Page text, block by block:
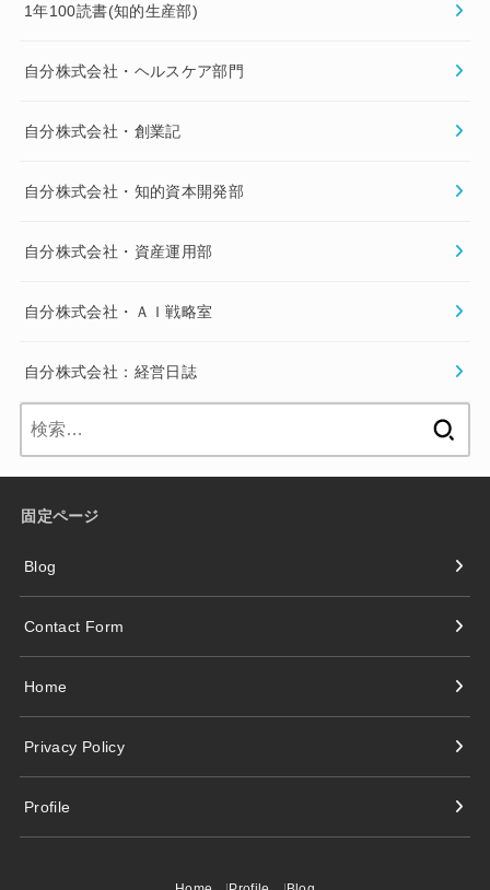
1年100読書(知的生産部)
自分株式会社・ヘルスケア部門
自分株式会社・創業記
自分株式会社・知的資本開発部
自分株式会社・資産運用部
自分株式会社・ＡＩ戦略室
自分株式会社：経営日誌
固定ページ
Blog
Contact Form
Home
Privacy Policy
Profile